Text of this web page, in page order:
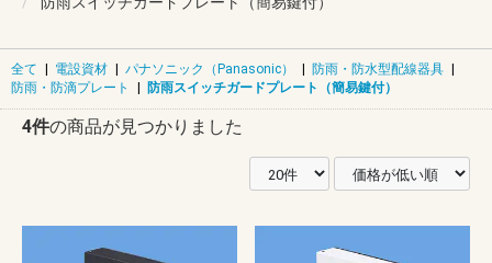
全て | 電設資材 | パナソニック（Panasonic） | 防雨・防水型配線器具 |
防雨・防滴プレート
| 防雨スイッチガードプレート（簡易鍵付）
4件の商品が見つかりました